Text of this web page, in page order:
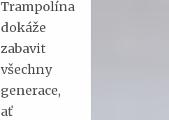
Trampolína
dokáže
zabavit
všechny
generace,
ať